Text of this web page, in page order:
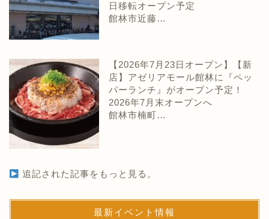
日移転オープン予定
館林市近藤…
【2026年7月23日オープン】【新
店】アゼリアモール館林に『ペッ
パーランチ』がオープン予定！
2026年7月末オープンへ
館林市楠町…
追記された記事をもっと見る。
最新イベント情報